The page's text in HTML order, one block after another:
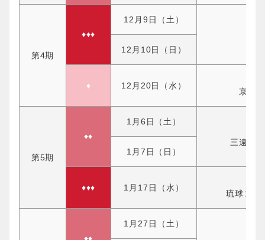
第4期
♦♦♦
12月9日（土）
12月10日（日）
♦ 12月20日（水）
京都
第5期
♦♦
1月6日（土）
三遠ネ
1月7日（日）
♦♦♦ 1月17日（水）
琉球ゴー
1月27日（土）